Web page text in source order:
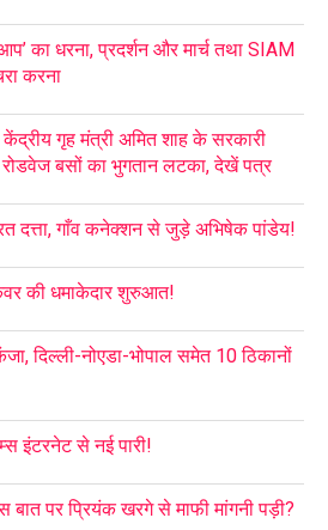
का धरना, प्रदर्शन और मार्च तथा SIAM
करना
केंद्रीय गृह मंत्री अमित शाह के सरकारी
रोडवेज बसों का भुगतान लटका, देखें पत्र
गाँव कनेक्शन से जुड़े अभिषेक पांडेय!
की धमाकेदार शुरुआत!
दिल्ली-नोएडा-भोपाल समेत 10 ठिकानों
इंटरनेट से नई पारी!
पर प्रियंक खरगे से माफी मांगनी पड़ी?